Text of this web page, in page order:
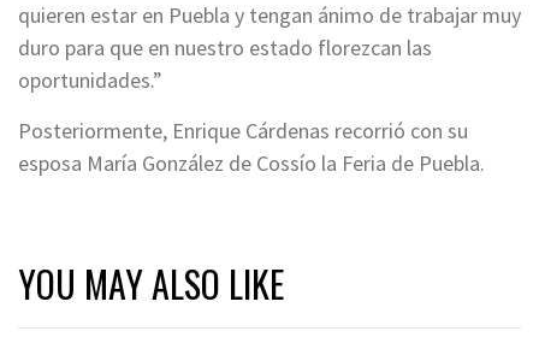
quieren estar en Puebla y tengan ánimo de trabajar muy
duro para que en nuestro estado florezcan las
oportunidades.”
Posteriormente, Enrique Cárdenas recorrió con su
esposa María González de Cossío la Feria de Puebla.
YOU MAY ALSO LIKE